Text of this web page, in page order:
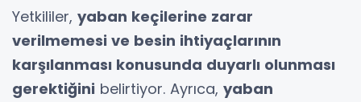
Yetkililer, yaban keçilerine zarar
verilmemesi ve besin ihtiyaçlarının
karşılanması konusunda duyarlı olunması
gerektiğini belirtiyor. Ayrıca, yaban